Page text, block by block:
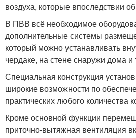
воздуха, которые впоследствии
В ПВВ всё необходимое
дополнительные системы
который можно устанавливать
чердаке, на стене снаружи дома и
Специальная конструкция
широкие возможности по
практических любого количества
Кроме основной функции
приточно-вытяжная вентиляция